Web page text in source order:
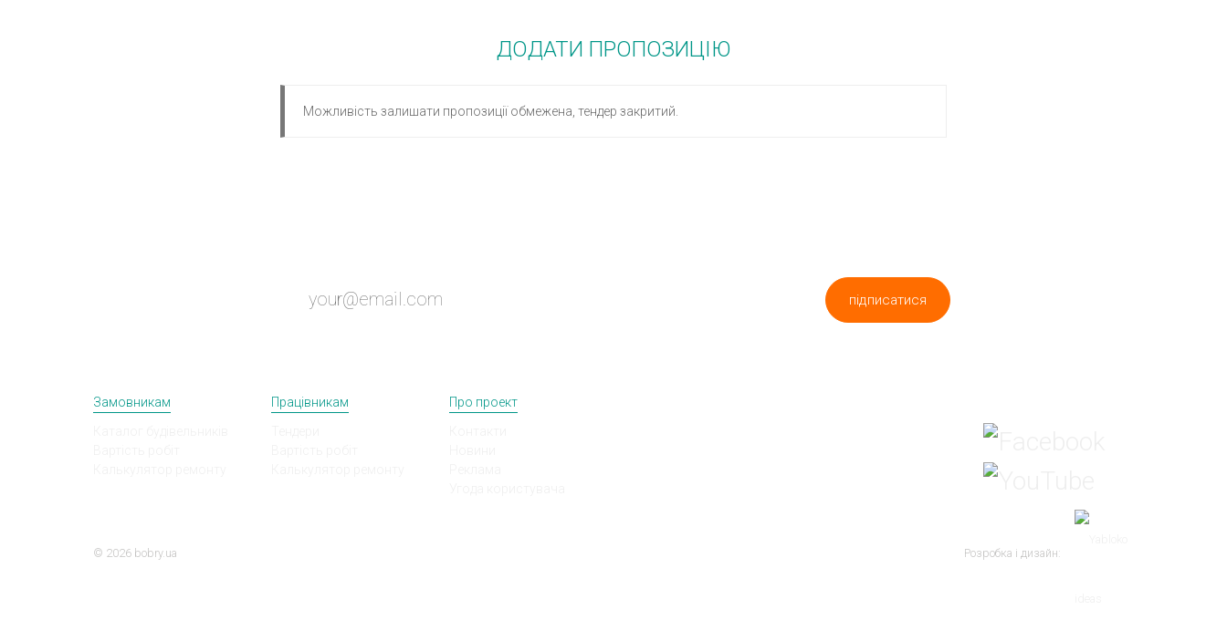
ДОДАТИ ПРОПОЗИЦІЮ
Можливість залишати пропозиції обмежена, тендер закритий.
підписатися
Замовникам
Працівникам
Про проект
© 2026 bobry.ua Розробка і дизайн: